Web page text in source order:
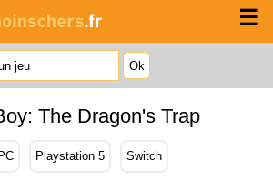
☰
The Dragon's Trap
PC Playstation 5 Switch